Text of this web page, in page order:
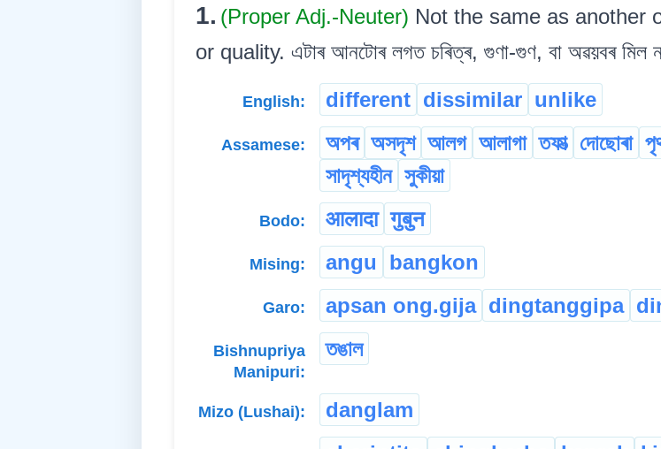
1. (Proper Adj.-Neuter) Not the same as another
or quality. এটাৰ আনটোৰ লগত চৰিত্ৰ, গুণা-গুণ, বা অৱয়বৰ মিল
English: different dissimilar unlike
Assamese: অপৰ অসদৃশ আলগ আলাগা তফাত্‍ দোছোৰা
সাদৃশ্যহীন সুকীয়া
Bodo: आलादा गुबुन
Mising: angu bangkon
Garo: apsan ong.gija dingtanggipa
Bishnupriya
Manipuri:
তঙাল
Mizo (Lushai): danglam